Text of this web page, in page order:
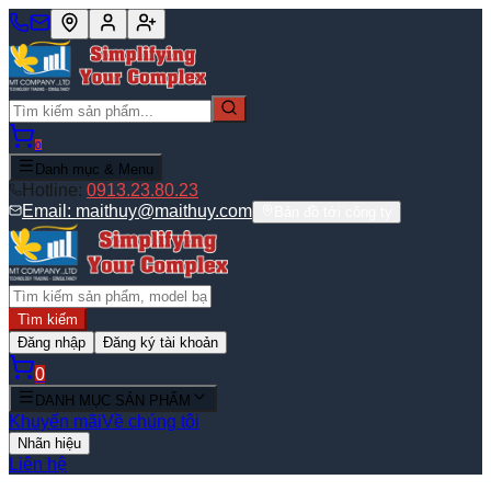
0
Danh mục & Menu
Hotline: 0913.23.80.23
Email: maithuy@maithuy.com
Tìm kiếm
Đăng nhập
Đăng ký tài khoản
0
DANH MỤC SẢN PHẨM
Khuyến mãiVề chúng tôi
Nhãn hiệu
Liên hệ